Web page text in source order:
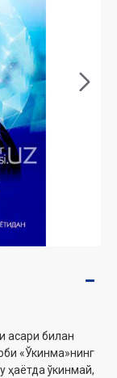
асари билан
«Ўкинма»нинг
ҳаётда ўкинмай,